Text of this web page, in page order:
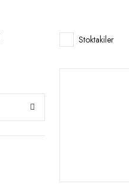
Stoktakiler